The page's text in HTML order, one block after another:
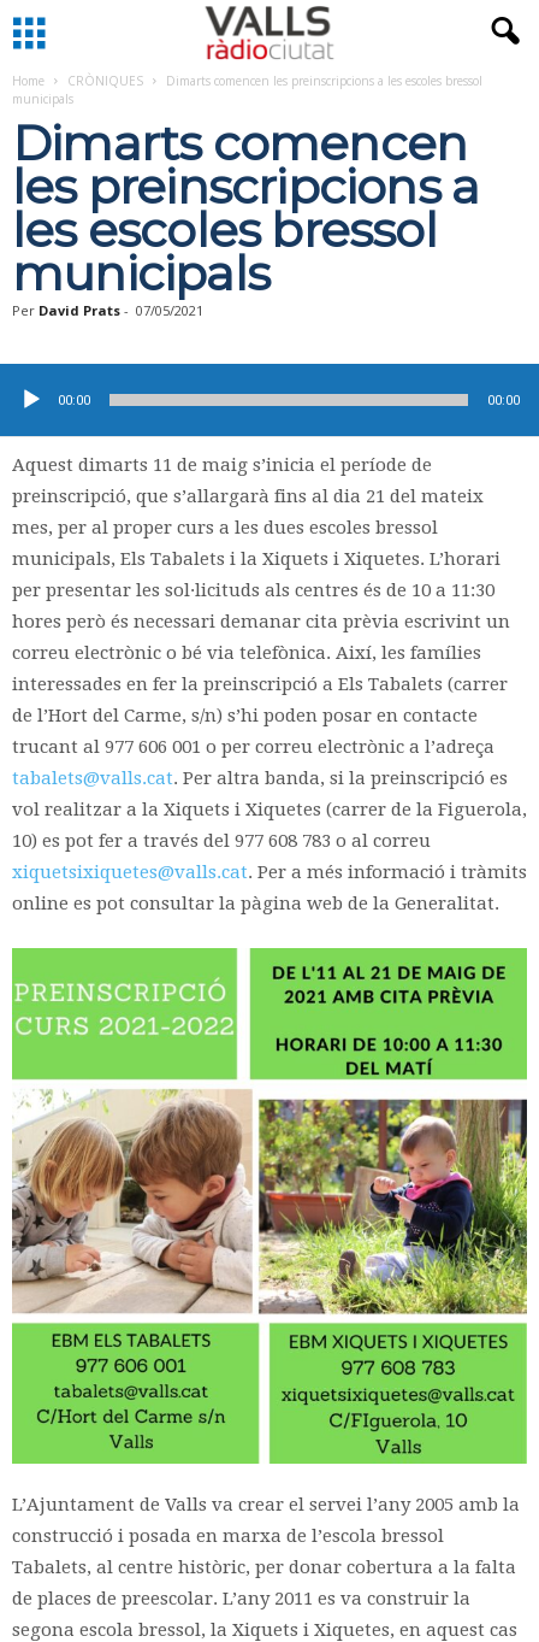
Home CRÒNIQUES
Dimarts comencen les preinscripcions a les escoles bressol
municipals
Dimarts comencen
les preinscripcions a
les escoles bressol
municipals
Per David Prats - 07/05/2021
d'àudio
00:00 00:00
Aquest dimarts 11 de maig s’inicia el període de
preinscripció, que s’allargarà fins al dia 21 del mateix
mes, per al proper curs a les dues escoles bressol
municipals, Els Tabalets i la Xiquets i Xiquetes. L’horari
per presentar les sol·licituds als centres és de 10 a 11:30
hores però és necessari demanar cita prèvia escrivint un
correu electrònic o bé via telefònica. Així, les famílies
interessades en fer la preinscripció a Els Tabalets (carrer
de l’Hort del Carme, s/n) s’hi poden posar en contacte
trucant al 977 606 001 o per correu electrònic a l’adreça
tabalets@valls.cat. Per altra banda, si la preinscripció es
vol realitzar a la Xiquets i Xiquetes (carrer de la Figuerola,
10) es pot fer a través del 977 608 783 o al correu
xiquetsixiquetes@valls.cat. Per a més informació i tràmits
online es pot consultar la pàgina web de la Generalitat.
L’Ajuntament de Valls va crear el servei l’any 2005 amb la
construcció i posada en marxa de l’escola bressol
Tabalets, al centre històric, per donar cobertura a la falta
de places de preescolar. L’any 2011 es va construir la
segona escola bressol, la Xiquets i Xiquetes, en aquest cas